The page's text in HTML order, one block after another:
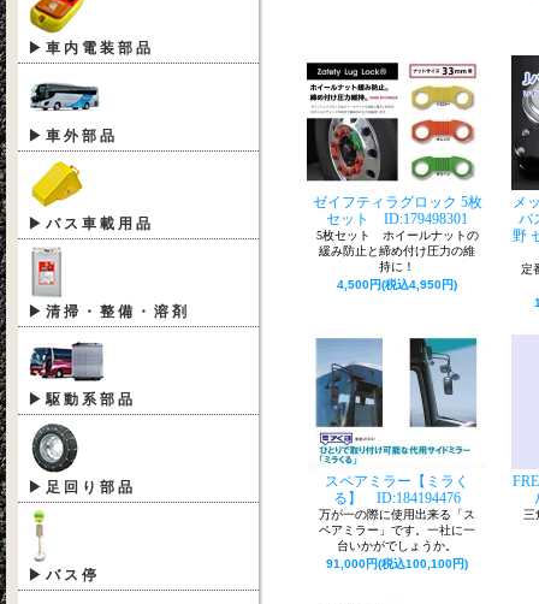
▶ 車 内 電 装 部 品
▶ 車 外 部 品
▶ バ ス 車 載 用 品
▶ 清 掃 ・ 整 備 ・ 溶 剤
▶ 駆 動 系 部 品
▶ 足 回 り 部 品
▶ バ ス 停
年1月8日（月）
ご不便をおかけいたしますが、何卒ご
きますようお願い申し上げます。
※休業期間中のご注文やお問い合わせ
ても、2024年1月9日（火）以降順次回
いただきます。
10/27【新入荷商品】日野セレガ・いす
用 リビルトエンジン【A09C】が入荷
6/29【新入荷商品】日野セレガ/いすゞ
新商品続々と入荷中です。
「こんな商品あったらいいな。」 「
わないの？」というような物があれば
問合せください！
訳あって掲載できない商品も多数ござ
❏お問合せは…
電話：043-421-2868
FAX：043-421-2890
メール：info@fujisankei.co.jp
問合せフォームはこちらをクリック
ゼイフティラグロック 5枚
セット ID:179498301
5枚セット ホイールナットの
緩み防止と締め付け圧力の維
持に！
4,500円(税込4,950円)
メ
バ
野
定
スペアミラー【ミラく
る】 ID:184194476
万が一の際に使用出来る「ス
ペアミラー」です。一社に一
台いかがでしょうか。
91,000円(税込100,100円)
三